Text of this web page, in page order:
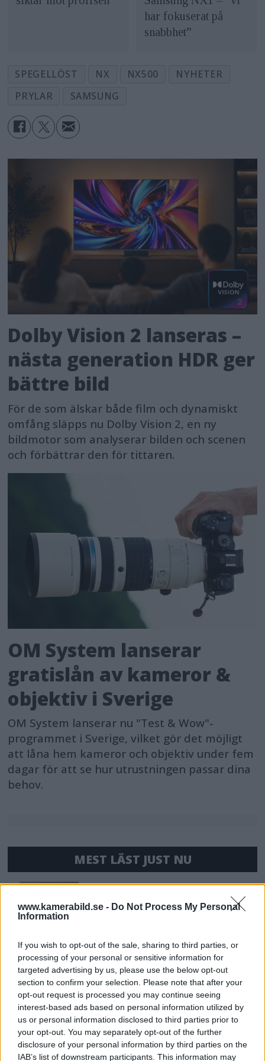
www.kamerabild.se - Do Not Process My Personal
Information
If you wish to opt-out of the sale, sharing to third parties, or
processing of your personal or sensitive information for
targeted advertising by us, please use the below opt-out
section to confirm your selection. Please note that after your
opt-out request is processed you may continue seeing
interest-based ads based on personal information utilized by
us or personal information disclosed to third parties prior to
your opt-out. You may separately opt-out of the further
disclosure of your personal information by third parties on the
IAB’s list of downstream participants. This information may
har fokuserat på
snabbhet”
SPEGELLÖST NX NX500
NYHETER
PRYLAR
SAMSUNG
Dolby Vision 2 lanseras –
nästa generation HDR ger
bättre bild
För de som älskar både film och dynamiskt
omfång släpps nu Dolby Vision 2, en ny
bildmotor som analyserar bilden och scenen
och förbättrar den för tittaren.
OM System lanserar
gratislån av kameror &
objektiv i Sverige
OM System lanserar nu "Test & Wow"-
programmet i Sverige, vilket gör det möjligt
att låna hem kameror och objektiv under fem
dagar för att se hur utrustningen passar dina
behov.
MEST LÄST JUST NU
DJI Osmo Pocket 4P
släppt – får 10-bitars D-
Log 2 & 3x optisk zoom
Sony lägger bud på
Tamron – kan vara värt
12 miljarder kronor
OM System lanserar
gratislån av kameror &